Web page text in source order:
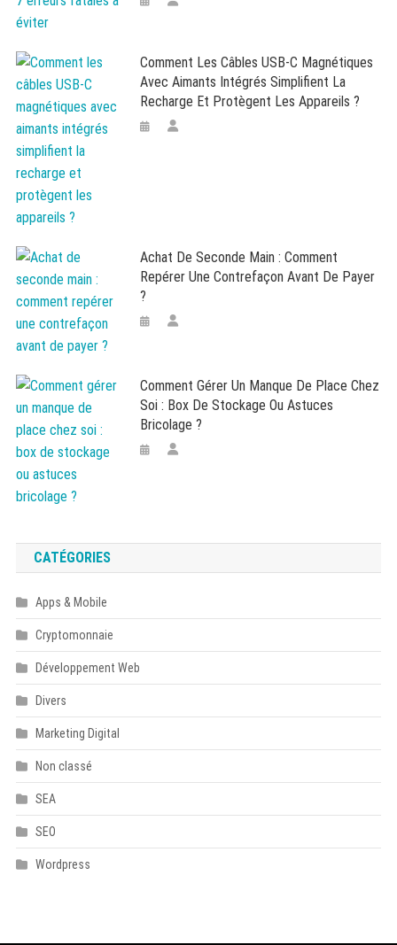
Comment Les Câbles USB-C Magnétiques
Avec Aimants Intégrés Simplifient La
Recharge Et Protègent Les Appareils ?
Achat De Seconde Main : Comment
Repérer Une Contrefaçon Avant De Payer
?
Comment Gérer Un Manque De Place Chez
Soi : Box De Stockage Ou Astuces
Bricolage ?
CATÉGORIES
Apps & Mobile
Cryptomonnaie
Développement Web
Divers
Marketing Digital
Non classé
SEA
SEO
Wordpress